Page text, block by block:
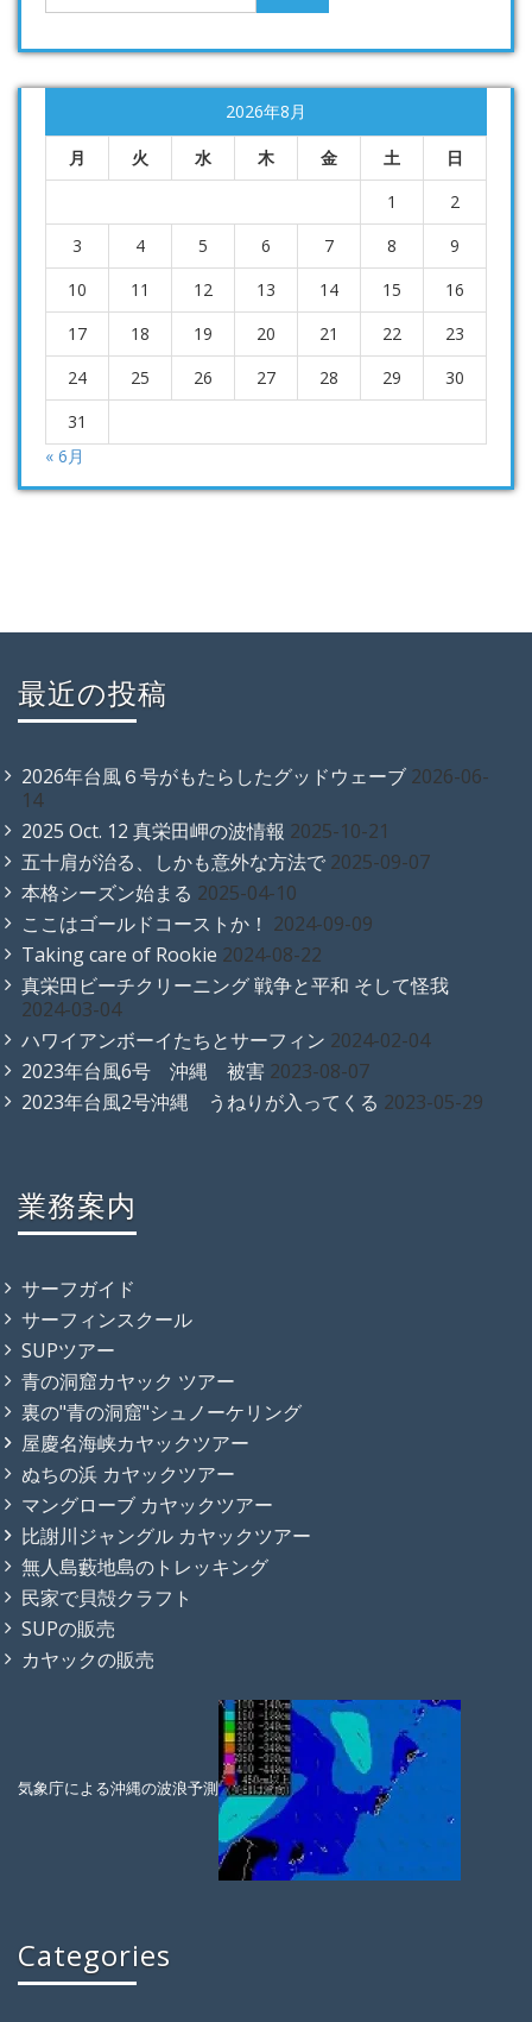
2026年8月
月 火 水 木 金 土
日
1
2
3
4 5 6 7 8
9
10
11 12 13 14 15
16
17
18 19 20 21 22
23
24
25 26 27 28 29
30
31
« 6月
最近の投稿
2026年台風６号がもたらしたグッドウェーブ 2026-06-
14
2025 Oct. 12 真栄田岬の波情報 2025-10-21
五十肩が治る、しかも意外な方法で 2025-09-07
本格シーズン始まる 2025-04-10
ここはゴールドコーストか！ 2024-09-09
Taking care of Rookie 2024-08-22
真栄田ビーチクリーニング 戦争と平和 そして怪我
2024-03-04
ハワイアンボーイたちとサーフィン 2024-02-04
2023年台風6号 沖縄 被害 2023-08-07
2023年台風2号沖縄 うねりが入ってくる 2023-05-29
業務案内
サーフガイド
サーフィンスクール
SUPツアー
青の洞窟カヤック ツアー
裏の"青の洞窟"シュノーケリング
屋慶名海峡カヤックツアー
ぬちの浜 カヤックツアー
マングローブ カヤックツアー
比謝川ジャングル カヤックツアー
無人島藪地島のトレッキング
民家で貝殻クラフト
SUPの販売
カヤックの販売
気象庁による沖縄の波浪予測
Categories